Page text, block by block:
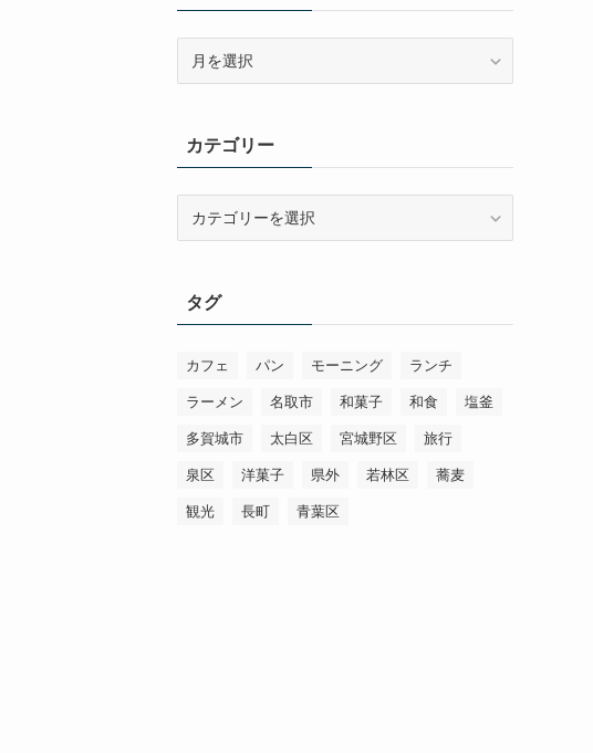
ブカテゴリー
ータグ
カフェ パン モーニング ランチ
ラーメン 名取市 和菓子 和食 塩釜
多賀城市 太白区 宮城野区 旅行
泉区 洋菓子 県外 若林区 蕎麦
観光 長町 青葉区